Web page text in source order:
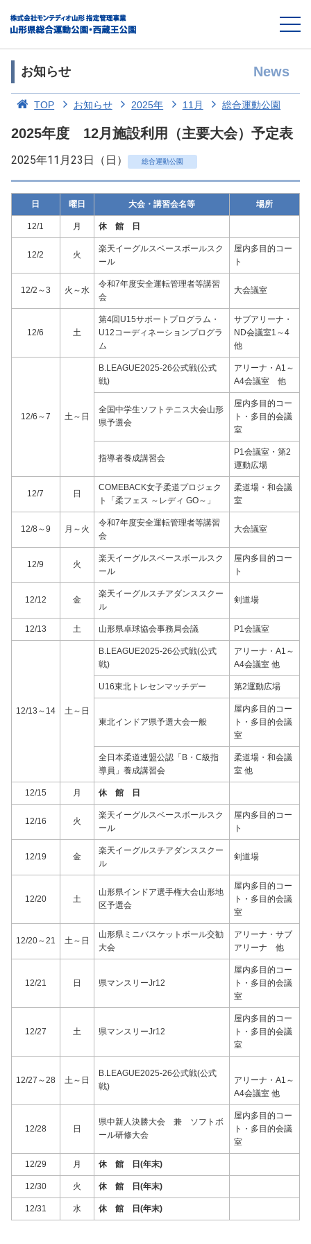
お知らせ News
TOP お知らせ 2025年 11月 総合運動公園
2025年度 12月施設利用（主要大会）予定表
2025年11月23日（日） 総合運動公園
日 曜日 大会・講習会名等 場所
12/1 月 休 館 日
12/2 火
楽天イーグルスベースボールスク
ール
屋内多目的コー
ト
12/2～3 火～水
令和7年度安全運転管理者等講習
会
大会議室
12/6 土
第4回U15サポートプログラム・
U12コーディネーションプログラ
ム
サブアリーナ・
ND会議室1～4
他
12/6～7 土～日
B.LEAGUE2025-26公式戦(公式
戦)
アリーナ・A1～
A4会議室 他
全国中学生ソフトテニス大会山形
県予選会
屋内多目的コー
ト・多目的会議
室
指導者養成講習会
P1会議室・第2
運動広場
12/7 日
COMEBACK女子柔道プロジェク
ト「柔フェス ～レディ GO～」
柔道場・和会議
室
12/8～9 月～火
令和7年度安全運転管理者等講習
会
大会議室
12/9 火
楽天イーグルスベースボールスク
ール
屋内多目的コー
ト
12/12 金
楽天イーグルスチアダンススクー
ル
剣道場
12/13 土 山形県卓球協会事務局会議 P1会議室
12/13～14 土～日
B.LEAGUE2025-26公式戦(公式
戦)
アリーナ・A1～
A4会議室 他
U16東北トレセンマッチデー 第2運動広場
東北インドア県予選大会一般
屋内多目的コー
ト・多目的会議
室
全日本柔道連盟公認「B・C級指
導員」養成講習会
柔道場・和会議
室 他
12/15 月 休 館 日
12/16 火
楽天イーグルスベースボールスク
ール
屋内多目的コー
ト
12/19 金
楽天イーグルスチアダンススクー
ル
剣道場
12/20 土
山形県インドア選手権大会山形地
区予選会
屋内多目的コー
ト・多目的会議
室
12/20～21 土～日
山形県ミニバスケットボール交勧
大会
アリーナ・サブ
アリーナ 他
12/21 日 県マンスリーJr12
屋内多目的コー
ト・多目的会議
室
12/27 土 県マンスリーJr12
屋内多目的コー
ト・多目的会議
室
12/27～28 土～日
B.LEAGUE2025-26公式戦(公式
戦)
アリーナ・A1～
A4会議室 他
12/28 日
県中新人決勝大会 兼 ソフトボ
ール研修大会
屋内多目的コー
ト・多目的会議
室
12/29 月 休 館 日(年末)
12/30 火 休 館 日(年末)
12/31 水 休 館 日(年末)